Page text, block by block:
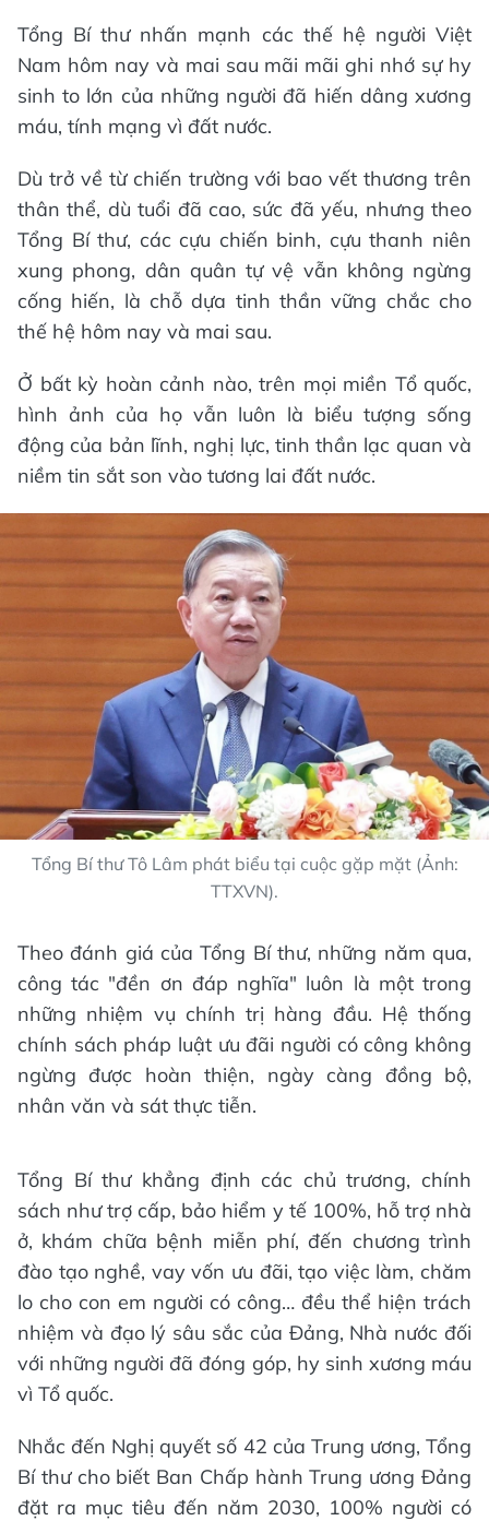
Tổng Bí thư nhấn mạnh các thế hệ người Việt
Nam hôm nay và mai sau mãi mãi ghi nhớ sự hy
sinh to lớn của những người đã hiến dâng xương
máu, tính mạng vì đất nước.
Dù trở về từ chiến trường với bao vết thương trên
thân thể, dù tuổi đã cao, sức đã yếu, nhưng theo
Tổng Bí thư, các cựu chiến binh, cựu thanh niên
xung phong, dân quân tự vệ vẫn không ngừng
cống hiến, là chỗ dựa tinh thần vững chắc cho
thế hệ hôm nay và mai sau.
Ở bất kỳ hoàn cảnh nào, trên mọi miền Tổ quốc,
hình ảnh của họ vẫn luôn là biểu tượng sống
động của bản lĩnh, nghị lực, tinh thần lạc quan và
niềm tin sắt son vào tương lai đất nước.
Tổng Bí thư Tô Lâm phát biểu tại cuộc gặp mặt (Ảnh:
TTXVN).
Theo đánh giá của Tổng Bí thư, những năm qua,
công tác "đền ơn đáp nghĩa" luôn là một trong
những nhiệm vụ chính trị hàng đầu. Hệ thống
chính sách pháp luật ưu đãi người có công không
ngừng được hoàn thiện, ngày càng đồng bộ,
nhân văn và sát thực tiễn.
Tổng Bí thư khẳng định các chủ trương, chính
sách như trợ cấp, bảo hiểm y tế 100%, hỗ trợ nhà
ở, khám chữa bệnh miễn phí, đến chương trình
đào tạo nghề, vay vốn ưu đãi, tạo việc làm, chăm
lo cho con em người có công… đều thể hiện trách
nhiệm và đạo lý sâu sắc của Đảng, Nhà nước đối
với những người đã đóng góp, hy sinh xương máu
vì Tổ quốc.
Nhắc đến Nghị quyết số 42 của Trung ương, Tổng
Bí thư cho biết Ban Chấp hành Trung ương Đảng
đặt ra mục tiêu đến năm 2030, 100% người có